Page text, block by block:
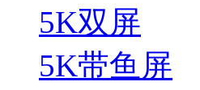
5K双屏
5K带鱼屏